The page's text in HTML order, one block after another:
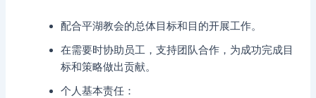
配合平湖教会的总体目标和目的开展工作。
在需要时协助员工，支持团队合作，为成功完成目
标和策略做出贡献。
个人基本责任：